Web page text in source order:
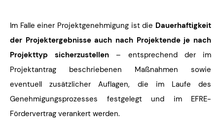
Im Falle einer Projektgenehmigung ist die Dauerhaftigkeit
der Projektergebnisse auch nach Projektende je nach
Projekttyp
sicherzustellen – entsprechend der im
Projektantrag beschriebenen Maßnahmen sowie
eventuell zusätzlicher Auflagen, die im Laufe des
Genehmigungsprozesses festgelegt und im EFRE-
Fördervertrag verankert werden.